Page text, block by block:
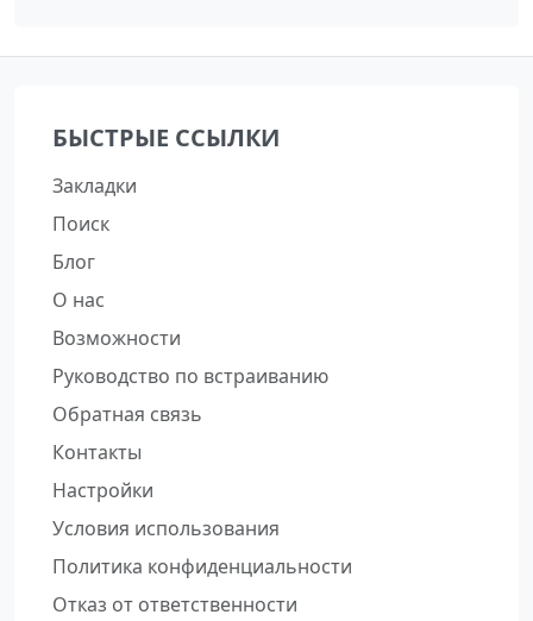
БЫСТРЫЕ ССЫЛКИ
Закладки
Поиск
Блог
О нас
Возможности
Руководство по встраиванию
Обратная связь
Контакты
Настройки
Условия использования
Политика конфиденциальности
Отказ от ответственности